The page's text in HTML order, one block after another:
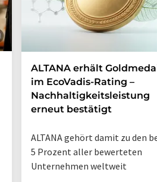
ALTANA erhält
im EcoVadis-Rating –
Nachhaltigkeitsleistung
erneut bestätigt
ALTANA gehört damit zu den
5 Prozent aller bewerteten
Unternehmen weltweit